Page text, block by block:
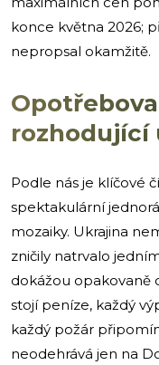
konce května 2026;
nepropsal okamžitě.
rozhodující
Podle nás je klíčové
spektakulární
mozaiky. Ukrajina
zničily natrvalo
dokážou opakovaně
stojí peníze, každý
každý požár
neodehrává jen na